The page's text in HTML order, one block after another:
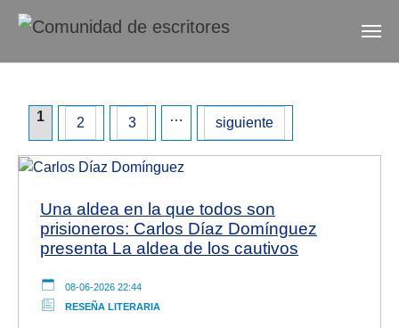
1 2 3 … siguiente
Una aldea en la que todos son
prisioneros: Carlos Díaz Domínguez
presenta La aldea de los cautivos
08-06-2026 22:44
RESEÑA LITERARIA